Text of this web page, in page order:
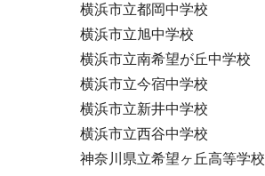
横浜市立都岡中学校
横浜市立旭中学校
横浜市立南希望が丘中学校
横浜市立今宿中学校
横浜市立新井中学校
横浜市立西谷中学校
神奈川県立希望ヶ丘高等学校